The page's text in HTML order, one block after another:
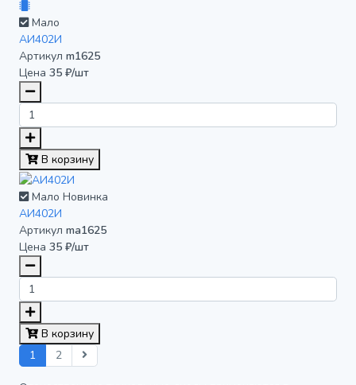
Мало
АИ402И
Артикул m1625
Цена 35 ₽/шт
В корзину
Мало Новинка
АИ402И
Артикул ma1625
Цена 35 ₽/шт
В корзину
1
2